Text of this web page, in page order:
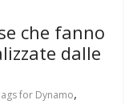
che fanno
dalle
for Dynamo,